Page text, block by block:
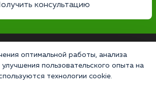
консультацию
24/7
оптимальной работы, анализа
пользовательского опыта на
технологии cookie.